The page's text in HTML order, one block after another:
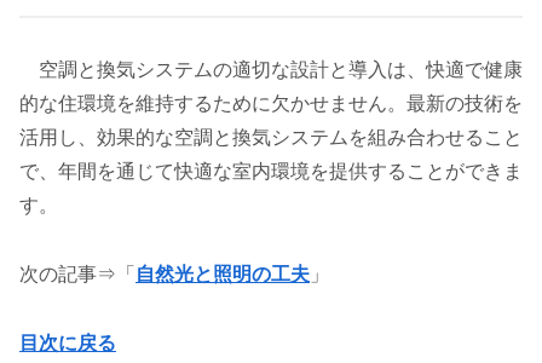
空調と換気システムの適切な設計と導入は、快適で健康
的な住環境を維持するために欠かせません。最新の技術を
活用し、効果的な空調と換気システムを組み合わせること
で、年間を通じて快適な室内環境を提供することができま
す。
次の記事⇒「 自然光と照明の工夫 」
目次に戻る